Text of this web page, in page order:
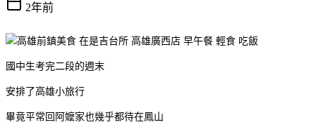
2年前
國中生考完二段的週末
安排了高雄小旅行
畢竟平常回阿嬤家也幾乎都待在鳳山